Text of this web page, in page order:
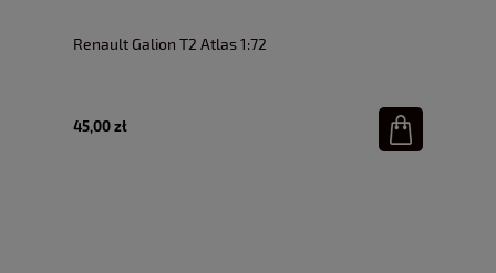
Renault Galion T2 Atlas 1:72
45,00 zł